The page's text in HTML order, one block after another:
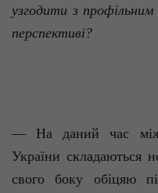
узгодити з
перспективі?
— На даний час
України складаються
свого боку обіцяю